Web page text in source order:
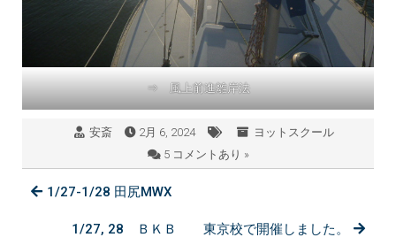
⇒ 風上前進離岸法
安斎 2月 6, 2024
ヨットスクール
5 コメントあり »
1/27-1/28 田尻MWX
1/27, 28 ＢＫＢ 東京校で開催しました。